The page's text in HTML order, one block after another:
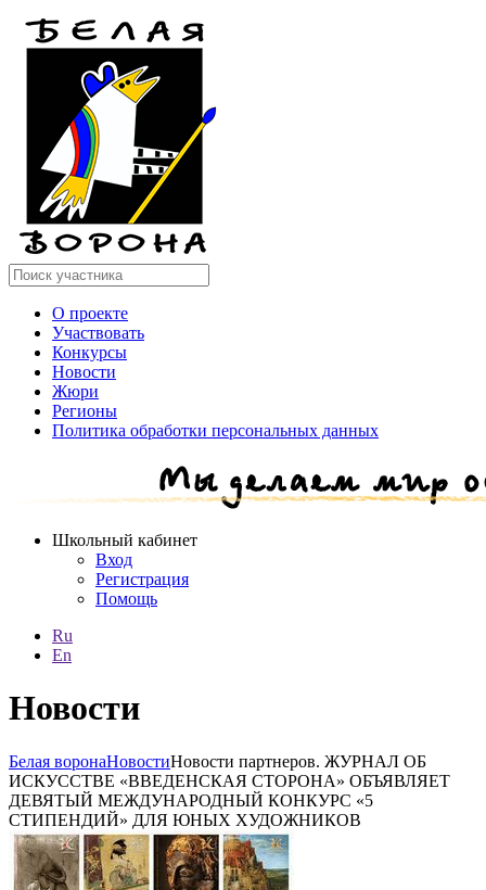
О проекте
Участвовать
Конкурсы
Новости
Жюри
Регионы
Политика обработки персональных данных
Школьный кабинет
Вход
Регистрация
Помощь
Ru
En
Новости
Белая воронаНовостиНовости партнеров. ЖУРНАЛ ОБ
ИСКУССТВЕ «ВВЕДЕНСКАЯ СТОРОНА» ОБЪЯВЛЯЕТ
ДЕВЯТЫЙ МЕЖДУНАРОДНЫЙ КОНКУРС «5
СТИПЕНДИЙ» ДЛЯ ЮНЫХ ХУДОЖНИКОВ